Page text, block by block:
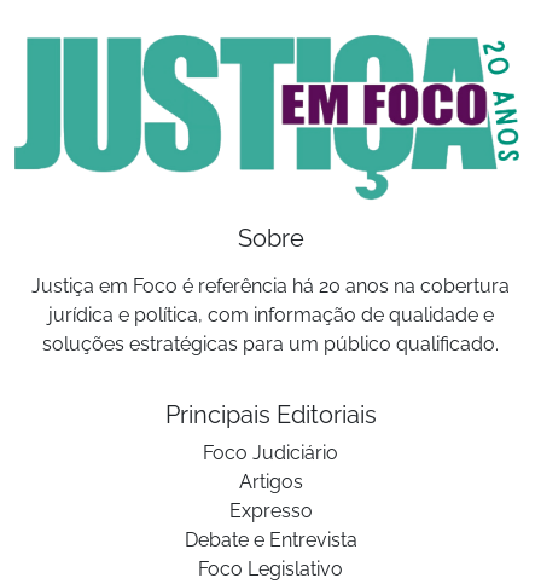
Sobre
Justiça em Foco é referência há 20 anos na cobertura
jurídica e política, com informação de qualidade e
soluções estratégicas para um público qualificado.
Principais Editoriais
Foco Judiciário
Artigos
Expresso
Debate e Entrevista
Foco Legislativo